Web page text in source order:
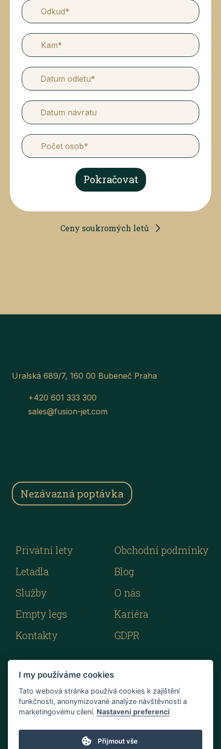
Datum odletu*
Datum návratu
Pokračovat
Ceny soukromých letů
Uralská 689/7, 160 00 Bubeneč Praha
+420 601 333 300
sales@fusion-jet.com
Nezávazná poptávka
Privátní lety
Letadla
Služby
Empty legs
Kontakty
Obchodní podmínky
Blog
O nás
Kariéra
GDPR
I my používáme cookies
Tato webová stránka používá cookies k zajištění
funkčnosti, anonymizované analýze návštěvnosti a
marketingovému cílení. Nastavení preferencí
Přijmout vše